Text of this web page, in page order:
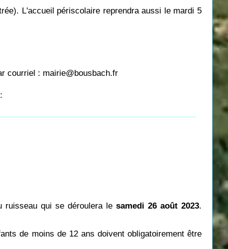
L'accueil périscolaire reprendra aussi le mardi 5
courriel : mairie@bousbach.fr
ruisseau qui se déroulera lesamedi 26 août 2023.
de moins de 12 ans doivent obligatoirement être